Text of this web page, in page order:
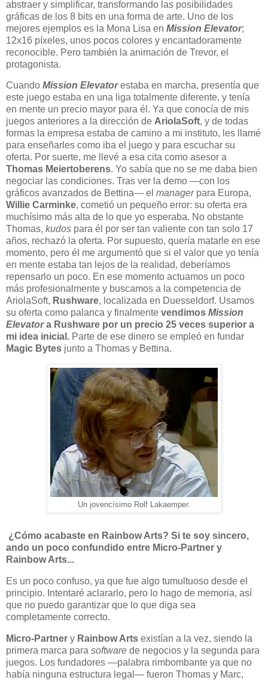
abstraer y simplificar, transformando las posibilidades
gráficas de los 8 bits en una forma de arte. Uno de los
mejores ejemplos es la Mona Lisa en Mission Elevator;
12x16 píxeles, unos pocos colores y encantadoramente
reconocible. Pero también la animación de Trevor, el
protagonista.
Cuando Mission Elevatorestaba en marcha, presentía que
este juego estaba en una liga totalmente diferente, y tenía
en mente un precio mayor para él. Ya que conocía de mis
juegos anteriores a la dirección de AriolaSoft, y de todas
formas la empresa estaba de camino a mi instituto, les llamé
para enseñarles como iba el juego y para escuchar su
oferta. Por suerte, me llevé a esa cita como asesor a
Thomas Meiertoberens. Yo sabía que no se me daba bien
negociar las condiciones. Tras ver la demo —con los
gráficos avanzados de Bettina— el managerpara Europa,
Willie Carminke, cometió un pequeño error: su oferta era
muchísimo más alta de lo que yo esperaba. No obstante
Thomas, kudos para él por ser tan valiente con tan solo 17
años, rechazó la oferta. Por supuesto, quería matarle en ese
momento, pero él me argumentó que si el valor que yo tenía
en mente estaba tan lejos de la realidad, deberíamos
repensarlo un poco. En ese momento actuamos un poco
más profesionalmente y buscamos a la competencia de
AriolaSoft, Rushware, localizada en Duesseldorf. Usamos
su oferta como palanca y finalmente vendimos Mission
Elevatora Rushware por un precio 25 veces superior a
mi idea inicial. Parte de ese dinero se empleó en fundar
Magic Bytes junto a Thomas y Bettina.
Un jovencísimo Rolf Lakaemper.
¿Cómo acabaste en Rainbow Arts? Si te soy sincero,
ando un poco confundido entre Micro-Partner y
Rainbow Arts...
Es un poco confuso, ya que fue algo tumultuoso desde el
principio. Intentaré aclararlo, pero lo hago de memoria, así
que no puedo garantizar que lo que diga sea
completamente correcto.
Micro-Partner y Rainbow Arts existían a la vez, siendo la
primera marca para software de negocios y la segunda para
juegos. Los fundadores —palabra rimbombante ya que no
había ninguna estructura legal— fueron Thomas y Marc,